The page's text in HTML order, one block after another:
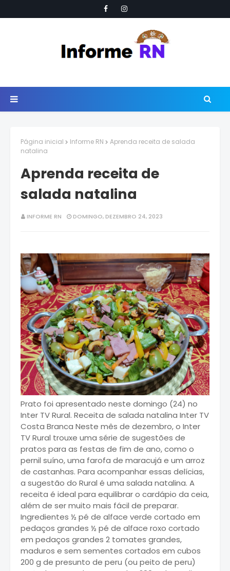
Página inicial Informe RN
Aprenda receita de salada
natalina
Aprenda receita de
salada natalina
INFORME RN DOMINGO, DEZEMBRO 24, 2023
Prato foi apresentado neste domingo (24) no
Inter TV Rural. Receita de salada natalina Inter TV
Costa Branca Neste mês de dezembro, o Inter
TV Rural trouxe uma série de sugestões de
pratos para as festas de fim de ano, como o
pernil suíno, uma farofa de maracujá e um arroz
de castanhas. Para acompanhar essas delícias,
a sugestão do Rural é uma salada natalina. A
receita é ideal para equilibrar o cardápio da ceia,
além de ser muito mais fácil de preparar.
Ingredientes ½ pé de alface verde cortado em
pedaços grandes ½ pé de alface roxo cortado
em pedaços grandes 2 tomates grandes,
maduros e sem sementes cortados em cubos
200 g de presunto de peru (ou peito de peru)